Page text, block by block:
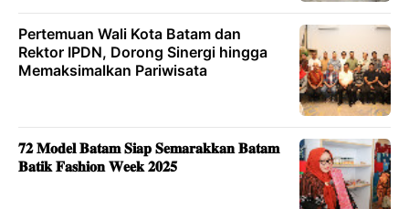
Pertemuan Wali Kota Batam dan
Rektor IPDN, Dorong Sinergi hingga
Memaksimalkan Pariwisata
𝟕𝟐 𝐌𝐨𝐝𝐞𝐥 𝐁𝐚𝐭𝐚𝐦 𝐒𝐢𝐚𝐩 𝐒𝐞𝐦𝐚𝐫𝐚𝐤𝐤𝐚𝐧 𝐁𝐚𝐭𝐚𝐦
𝐁𝐚𝐭𝐢𝐤 𝐅𝐚𝐬𝐡𝐢𝐨𝐧 𝐖𝐞𝐞𝐤 𝟐𝟎𝟐𝟓